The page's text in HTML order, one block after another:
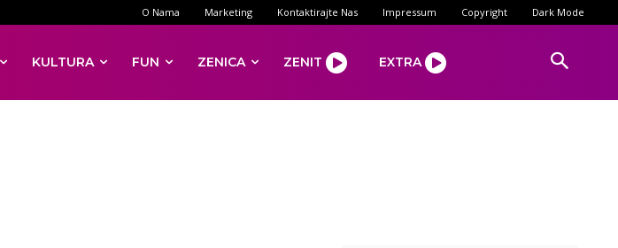
O Nama Marketing Kontaktirajte Nas Impressum Copyright Dark Mode
KULTURA FUN ZENICA ZENIT EXTRA